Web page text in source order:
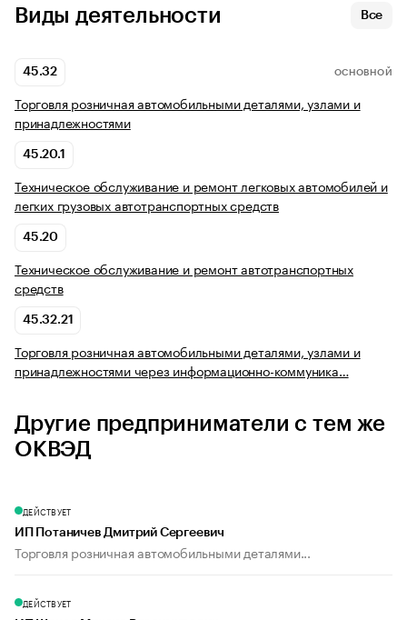
Виды деятельности Все
45.32 ОСНОВНОЙ
Торговля розничная автомобильными деталями, узлами и
принадлежностями
45.20.1
Техническое обслуживание и ремонт легковых автомобилей и
легких грузовых автотранспортных средств
45.20
Техническое обслуживание и ремонт автотранспортных
средств
45.32.21
Торговля розничная автомобильными деталями, узлами и
принадлежностями через информационно-коммуника…
Другие предприниматели с тем же
ОКВЭД
ДЕЙСТВУЕТ
ИП Потаничев Дмитрий Сергеевич
Торговля розничная автомобильными деталями...
ДЕЙСТВУЕТ